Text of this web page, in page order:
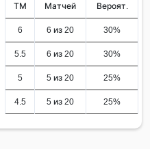
ТМ Матчей Вероят.
6 6 из 20 30%
5.5 6 из 20 30%
5 5 из 20 25%
4.5 5 из 20 25%